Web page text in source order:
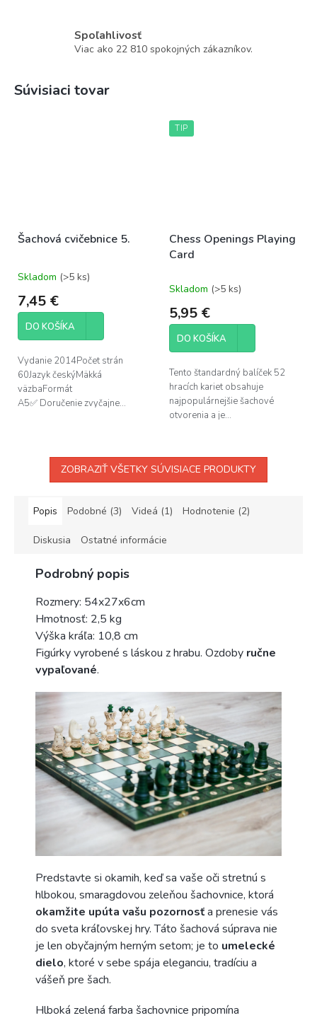
Spoľahlivosť
Viac ako 22 810 spokojných zákazníkov.
Súvisiaci tovar
Šachová cvičebnice 5.
Priemerné
produktu
5,0
5
hviezdičiek.
Skladom (>5 ks)
7,45 €
DO KOŠÍKA
Vydanie 2014Počet strán
60Jazyk českýMäkká
väzbaFormát
A5✅ Doručenie zvyčajne...
TIP
Chess Openings Playing
Card
Skladom (>5 ks)
5,95 €
DO KOŠÍKA
Tento štandardný balíček 52
hracích kariet obsahuje
najpopulárnejšie šachové
otvorenia a je...
ZOBRAZIŤ VŠETKY SÚVISIACE PRODUKTY
Popis Podobné (3) Videá (1) Hodnotenie (2)
Diskusia Ostatné informácie
Podrobný popis
Rozmery: 54x27x6cm
Hmotnosť: 2,5 kg
Výška kráľa: 10,8 cm
Figúrky vyrobené s láskou z hrabu. Ozdoby ručne
vypaľované.
Predstavte si okamih, keď sa vaše oči stretnú s
hlbokou, smaragdovou zeleňou šachovnice, ktorá
okamžite upúta vašu pozornosťa prenesie vás
do sveta kráľovskej hry. Táto šachová súprava nie
je len obyčajným herným setom; je to umelecké
dielo, ktoré v sebe spája eleganciu, tradíciu a
vášeň pre šach.
Hlboká zelená farba šachovnice pripomína